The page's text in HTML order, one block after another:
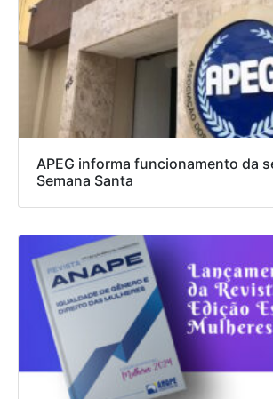
APEG informa funcionamento da
Semana Santa